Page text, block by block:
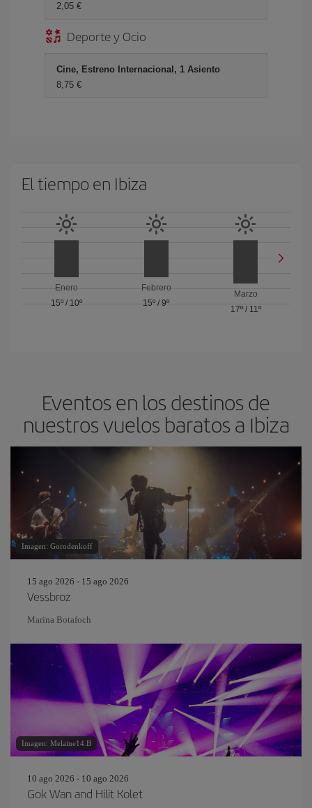
2,05 €
Deporte y Ocio
Cine, Estreno Internacional, 1 Asiento
8,75 €
El tiempo en Ibiza
Enero
15º/ 10º
Febrero
15º / 9º
Marzo
17º/ 11º
Eventos en los destinos de
nuestros vuelos baratos a Ibiza
Imagen: Gorodenkoff
15 ago 2026 - 15 ago 2026
Vessbroz
Marina Botafoch
Imagen: Melaine14.B
10 ago 2026 - 10 ago 2026
Gok Wan and Hilit Kolet